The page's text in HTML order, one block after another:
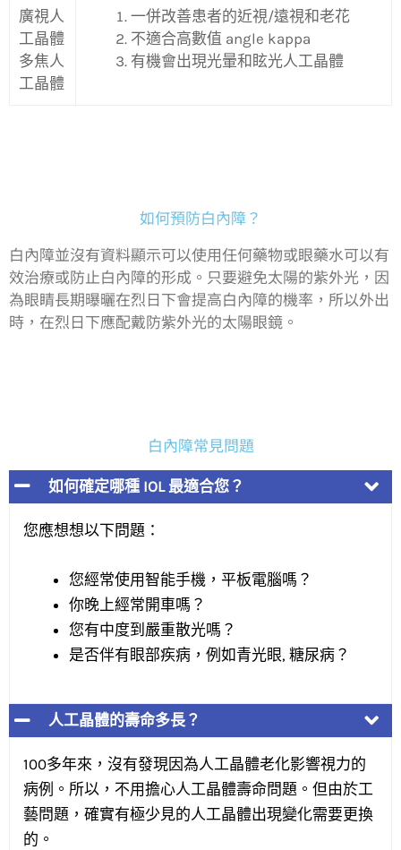
廣視人
工晶體
多焦人
工晶體
一併改善患者的近視/遠視和老花
不適合高數值 angle kappa
有機會出現光暈和眩光人工晶體
如何預防白內障？
白內障並沒有資料顯示可以使用任何藥物或眼藥水可以有
效治療或防止白內障的形成。只要避免太陽的紫外光，因
為眼睛長期曝曬在烈日下會提高白內障的機率，所以外出
時，在烈日下應配戴防紫外光的太陽眼鏡。
白內障常見問題
如何確定哪種 IOL 最適合您？
您應想想以下問題：
您經常使用智能手機，平板電腦嗎？
你晚上經常開車嗎？
您有中度到嚴重散光嗎？
是否伴有眼部疾病，例如青光眼, 糖尿病？
人工晶體的壽命多長？
100多年來，沒有發現因為人工晶體老化影響視力的
病例。所以，不用擔心人工晶體壽命問題。但由於工
藝問題，確實有極少見的人工晶體出現變化需要更換
的。